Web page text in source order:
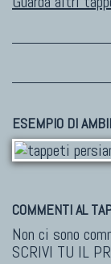
ESEMPIO DI
COMMENTI AL
Non ci sono
SCRIVI TU IL